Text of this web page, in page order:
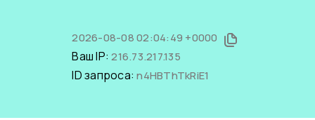
2026-08-08 02:04:49 +0000
Ваш IP:216.73.217.135
ID запроса:n4HBThTkRiE1